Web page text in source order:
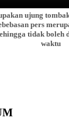
ujung
pers
tidak boleh
waktu